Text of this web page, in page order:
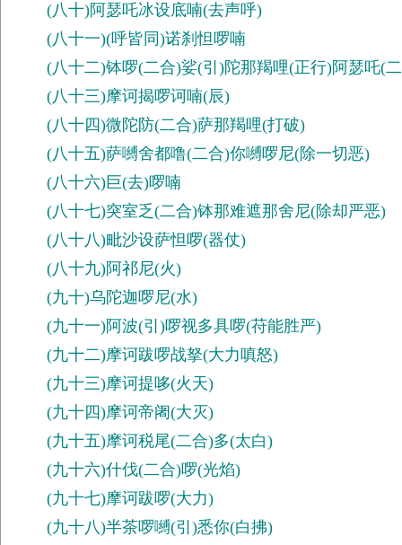
(八十)阿瑟吒冰设底喃(去声呼)
(八十一)(呼皆同)诺刹怛啰喃
(八十二)钵啰(二合)娑(引)陀那羯哩(正行)阿瑟吒(
(八十三)摩诃揭啰诃喃(辰)
(八十四)微陀防(二合)萨那羯哩(打破)
(八十五)萨嚩舍都噜(二合)你嚩啰尼(除一切恶)
(八十六)巨(去)啰喃
(八十七)突室乏(二合)钵那难遮那舍尼(除却严恶)
(八十八)毗沙设萨怛啰(器仗)
(八十九)阿祁尼(火)
(九十)乌陀迦啰尼(水)
(九十一)阿波(引)啰视多具啰(苻能胜严)
(九十二)摩诃跋啰战拏(大力嗔怒)
(九十三)摩诃提哆(火天)
(九十四)摩诃帝阇(大灭)
(九十五)摩诃税尾(二合)多(太白)
(九十六)什伐(二合)啰(光焰)
(九十七)摩诃跋啰(大力)
(九十八)半茶啰嚩(引)悉你(白拂)